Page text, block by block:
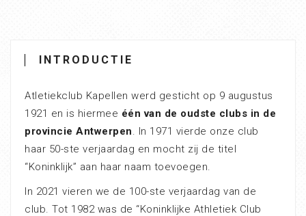
INTRODUCTIE
Atletiekclub Kapellen werd gesticht op 9 augustus
1921 en is hiermee één van de oudste clubs in de
provincie Antwerpen. In 1971 vierde onze club
haar 50-ste verjaardag en mocht zij de titel
“Koninklijk” aan haar naam toevoegen.
In 2021 vieren we de 100-ste verjaardag van de
club. Tot 1982 was de “Koninklijke Athletiek Club